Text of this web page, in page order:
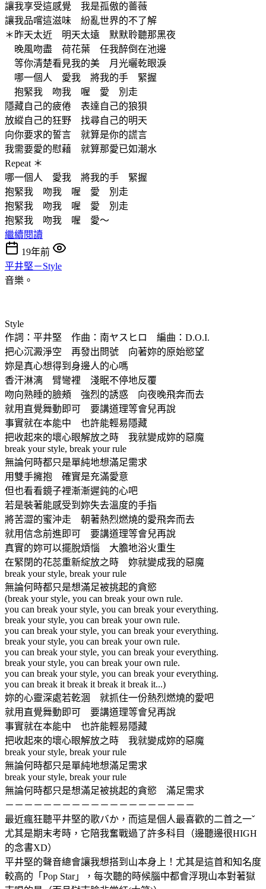
讓我享受這感覺 我是孤傲的薔薇
讓我品嚐這滋味 紛亂世界的不了解
＊昨天太近 明天太遠 默默聆聽那黑夜
晚風吻盡 荷花葉 任我醉倒在池邊
等你清楚看見我的美 月光曬乾眼淚
哪一個人 愛我 將我的手 緊握
抱緊我 吻我 喔 愛 別走
隱藏自己的疲倦 表達自己的狼狽
放縱自己的狂野 找尋自己的明天
向你要求的誓言 就算是你的謊言
我需要愛的慰藉 就算那愛已如潮水
Repeat ＊
哪一個人 愛我 將我的手 緊握
抱緊我 吻我 喔 愛 別走
抱緊我 吻我 喔 愛 別走
抱緊我 吻我 喔 愛～
繼續閱讀
19年前
平井堅－Style
音樂。
Style
作詞：平井堅 作曲：南ヤスヒロ 編曲：D.O.I.
把心沉澱淨空 再發出問號 向著妳的原始慾望
妳是真心想得到身邊人的心嗎
香汗淋漓 臂彎裡 淺眠不停地反覆
吻向熟睡的臉頰 強烈的誘惑 向夜晚飛奔而去
就用直覺舞動即可 要講道理等會兒再說
事實就在本能中 也許能輕易隱藏
把收起來的壞心眼解放之時 我就變成妳的惡魔
break your style, break your rule
無論何時都只是單純地想滿足需求
用雙手擁抱 確實是充滿愛意
但也看看鏡子裡漸漸遲鈍的心吧
若是裝著能感受到妳失去溫度的手指
將苦澀的蜜沖走 朝著熱烈燃燒的愛飛奔而去
就用信念前進即可 要講道理等會兒再說
真實的妳可以擺脫煩惱 大膽地浴火重生
在緊閉的花蕊重新綻放之時 妳就變成我的惡魔
break your style, break your rule
無論何時都只是想滿足被挑起的貪慾
(break your style, you can break your own rule.
you can break your style, you can break your everything.
break your style, you can break your own rule.
you can break your style, you can break your everything.
break your style, you can break your own rule.
you can break your style, you can break your everything.
break your style, you can break your own rule.
you can break your style, you can break your everything.
you can break it break it break it break it...)
妳的心靈深處若乾涸 就抓住一份熱烈燃燒的愛吧
就用直覺舞動即可 要講道理等會兒再說
事實就在本能中 也許能輕易隱藏
把收起來的壞心眼解放之時 我就變成妳的惡魔
break your style, break your rule
無論何時都只是單純地想滿足需求
break your style, break your rule
無論何時都只是想滿足被挑起的貪慾 滿足需求
－－－－－－－－－－－－－－－－－－－－
最近瘋狂聽平井堅的歌バか，而這是個人最喜歡的二首之一ˇ
尤其是期末考時，它陪我奮戰過了許多科目（邊聽邊很HIGH
的念書XD）
平井堅的聲音總會讓我想搭到山本身上！尤其是這首和知名度
較高的「Pop Star」，每次聽的時候腦中都會浮現山本對著獄